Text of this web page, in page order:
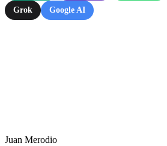
Grok Google AI
Juan Merodio